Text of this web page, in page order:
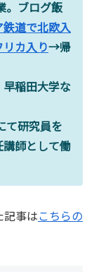
。ブログ飯
道で北欧入
リカ入り→帰
早稲田大学な
て研究員を
師として働
記事はこちらの